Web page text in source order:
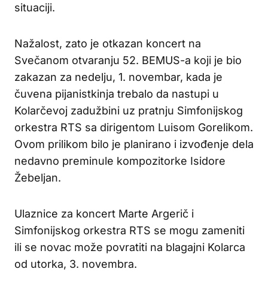
situaciji.
Nažalost, zato je otkazan koncert na
Svečanom otvaranju 52. BEMUS-a koji je bio
zakazan za nedelju, 1. novembar, kada je
čuvena pijanistkinja trebalo da nastupi u
Kolarčevoj zadužbini uz pratnju Simfonijskog
orkestra RTS sa dirigentom Luisom Gorelikom.
Ovom prilikom bilo je planirano i izvođenje dela
nedavno preminule kompozitorke Isidore
Žebeljan.
Ulaznice za koncert Marte Argerič i
Simfonijskog orkestra RTS se mogu zameniti
ili se novac može povratiti na blagajni Kolarca
od utorka, 3. novembra.